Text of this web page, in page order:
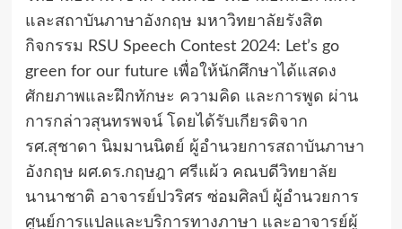
และสถาบันภาษาอังกฤษ มหาวิทยาลัยรังสิต
กิจกรรม RSU Speech Contest 2024: Let’s go
green for our future เพื่อให้นักศึกษาได้แสดง
ศักยภาพและฝึกทักษะ ความคิด และการพูด ผ่าน
การกล่าวสุนทรพจน์ โดยได้รับเกียรติจาก
รศ.สุชาดา นิมมานนิตย์ ผู้อำนวยการสถาบันภาษา
อังกฤษ ผศ.ดร.กฤษฎา ศรีแผ้ว คณบดีวิทยาลัย
นานาชาติ อาจารย์ปวริศร ซ่อมศิลป์ ผู้อำนวยการ
ศูนย์การแปลและบริการทางภาษา และอาจารย์ผู้